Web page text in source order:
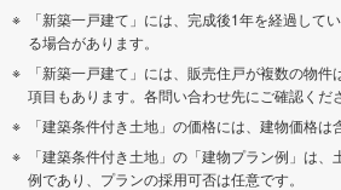
「新築一戸建て」には、完成後1年を経過して
る場合があります。
「新築一戸建て」には、販売住戸が複数の物
項目もあります。各問い合わせ先にご確認くだ
「建築条件付き土地」の価格には、建物価格は
「建築条件付き土地」の「建物プラン例」は
例であり、プランの採用可否は任意です。